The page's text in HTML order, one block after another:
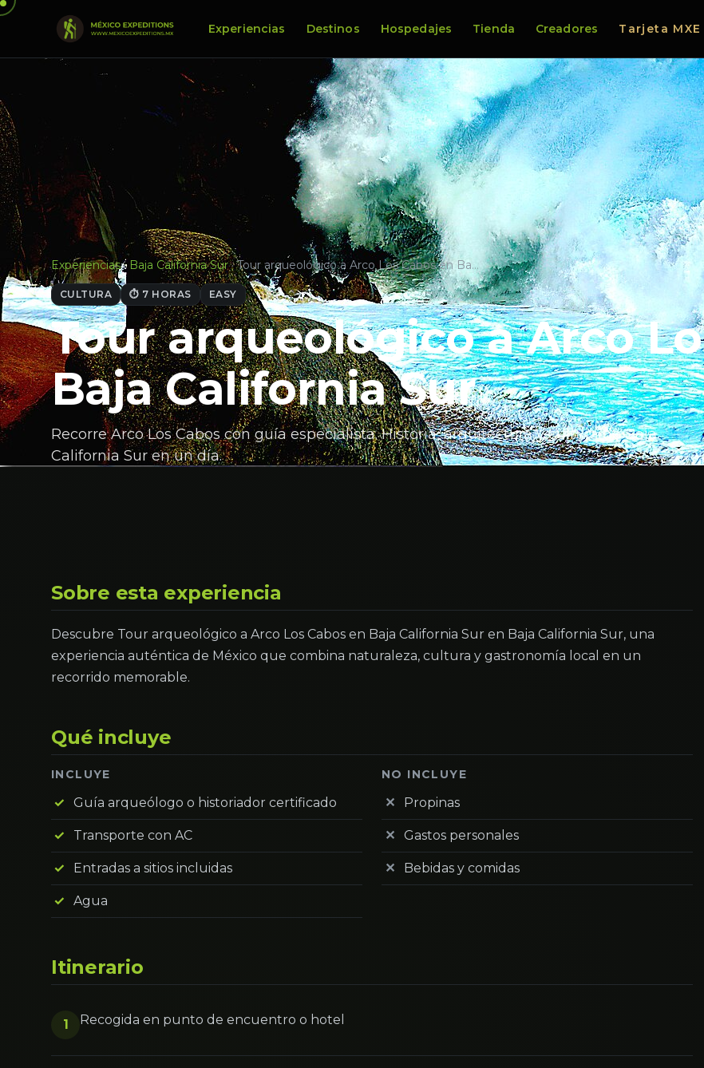
Experiencias Destinos Hospedajes Tienda Creadores Tarjeta MXE
Experiencias · Baja California Sur · Tour arqueológico a Arco Los Cabos en Ba…
CULTURA ⏱ 7 HORAS EASY
Tour arqueológico a Arco
Baja California Sur
Recorre Arco Los Cabos con guía especialista. Historia, arquitectura y cultura de Baja
California Sur en un día.
Sobre esta experiencia
Descubre Tour arqueológico a Arco Los Cabos en Baja California Sur en Baja California Sur, una
experiencia auténtica de México que combina naturaleza, cultura y gastronomía local en un
recorrido memorable.
Qué incluye
INCLUYE
Guía arqueólogo o historiador certificado
Transporte con AC
Entradas a sitios incluidas
Agua
NO INCLUYE
Propinas
Gastos personales
Bebidas y comidas
Itinerario
1 Recogida en punto de encuentro o hotel